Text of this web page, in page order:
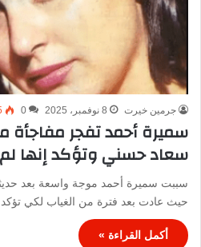
جرمين خيرت 8 نوفمبر، 2025 0
سميرة أحمد تفجر
سعاد حسني وتؤكد إنها
سببت سميرة أحمد موجة واسعة بعد
حيث عادت بعد فترة من الغياب لكي
أكمل القراءة »